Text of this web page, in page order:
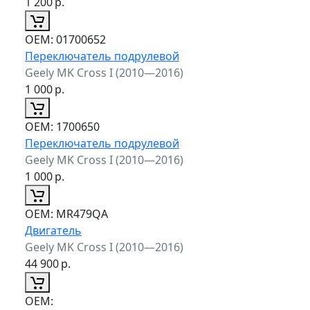
ОЕМ: 01700652
Переключатель подрулевой
Geely MK Cross I (2010—2016)
1 000р.
ОЕМ: 1700650
Переключатель подрулевой
Geely MK Cross I (2010—2016)
1 000р.
ОЕМ: MR479QA
Двигатель
Geely MK Cross I (2010—2016)
44 900р.
ОЕМ: